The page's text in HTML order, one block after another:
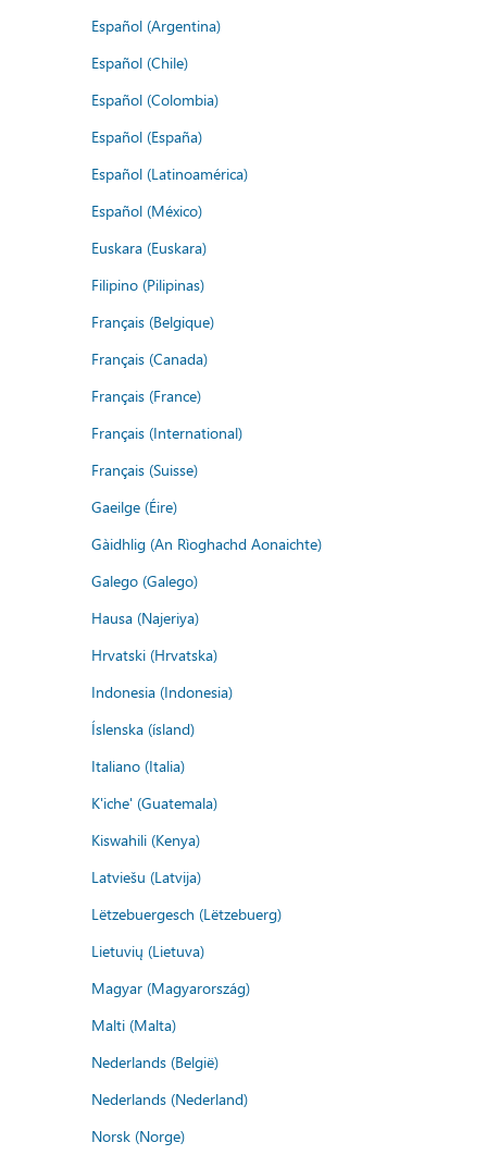
Español (Argentina)
Español (Chile)
Español (Colombia)
Español (España)
Español (Latinoamérica)
Español (México)
Euskara (Euskara)
Filipino (Pilipinas)
Français (Belgique)
Français (Canada)
Français (France)
Français (International)
Français (Suisse)
Gaeilge (Éire)
Gàidhlig (An Rìoghachd Aonaichte)
Galego (Galego)
Hausa (Najeriya)
Hrvatski (Hrvatska)
Indonesia (Indonesia)
Íslenska (ísland)
Italiano (Italia)
K'iche' (Guatemala)
Kiswahili (Kenya)
Latviešu (Latvija)
Lëtzebuergesch (Lëtzebuerg)
Lietuvių (Lietuva)
Magyar (Magyarország)
Malti (Malta)
Nederlands (België)
Nederlands (Nederland)
Norsk (Norge)